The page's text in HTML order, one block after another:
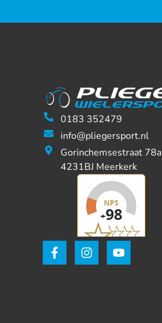
0183 352479
info@pliegersport.nl
Gorinchemsestraat 78a
4231BJ Meerkerk